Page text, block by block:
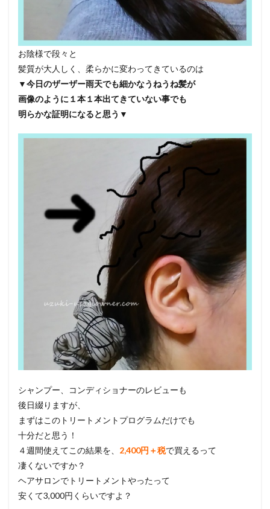
お陰様で段々と
髪質が大人しく、柔らかに変わってきているのは
▼今日のザーザー雨天でも細かなうねうね髪が
画像のように１本１本出てきていない事でも
明らかな証明になると思う▼
シャンプー、コンディショナーのレビューも
後日綴りますが、
まずはこのトリートメントプログラムだけでも
十分だと思う！
４週間使えてこの結果を、 2,400円＋税で買えるって
凄くないですか？
ヘアサロンでトリートメントやったって
安くて3,000円くらいですよ？